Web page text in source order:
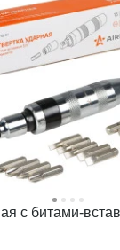
с битами-